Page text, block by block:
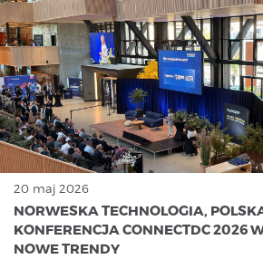
20 maj 2026
NORWESKA TECHNOLOGIA,
KONFERENCJA CONNECTDC 2026
NOWE TRENDY